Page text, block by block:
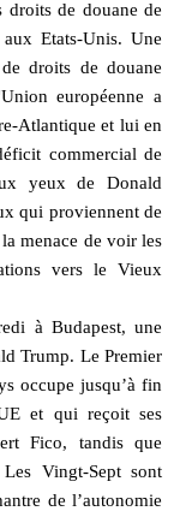
droits de douane de
Etats-Unis. Une
droits de douane
européenne a
Atlantique et lui en
commercial de
yeux de Donald
qui proviennent de
menace de voir les
vers le Vieux
à Budapest, une
Trump. Le Premier
occupe jusqu’à fin
et qui reçoit ses
Fico, tandis que
Vingt-Sept sont
de l’autonomie